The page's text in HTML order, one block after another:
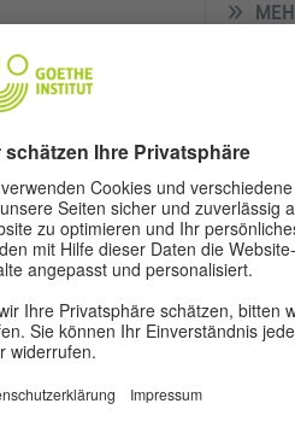
RESIDENZ
Residenzen bringen
Europa zusammen, um an
zwischen Kreativität und